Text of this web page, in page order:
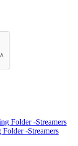
-Streamers